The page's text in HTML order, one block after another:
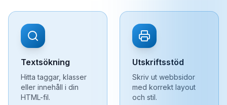
Textsökning
Hitta taggar, klasser
eller innehåll i din
HTML-fil.
Utskriftsstöd
Skriv ut webbsidor
med korrekt layout
och stil.